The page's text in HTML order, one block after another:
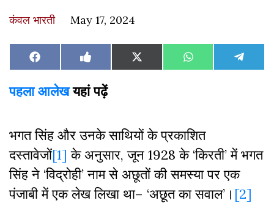
कंवल भारती May 17, 2024
Share
on
Facebook Share
on
Like
on
Facebook
Share
on
X
(Twitter)
Share
on
WhatsAppShare
on
पहला आलेखयहां पढ़ें
भगत सिंह और उनके साथियों के प्रकाशित
दस्तावेजों[1] के अनुसार, जून 1928 के ‘किरती’ में भगत
सिंह ने ‘विद्रोही’ नाम से अछूतों की समस्या पर एक
पंजाबी में एक लेख लिखा था– ‘अछूत का सवाल’। [2]